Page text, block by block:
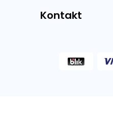
Kontakt